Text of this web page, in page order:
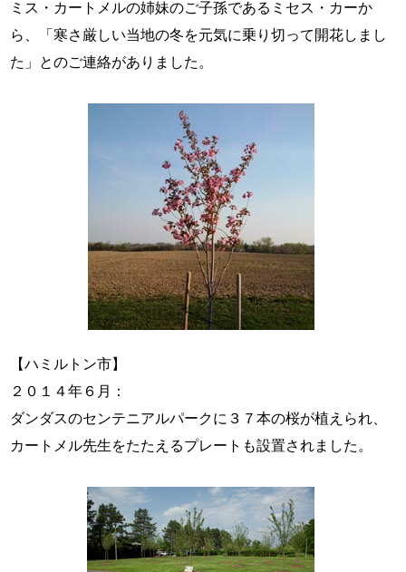
ミス・カートメルの姉妹のご子孫であるミセス・カーか
ら、「寒さ厳しい当地の冬を元気に乗り切って開花しまし
た」とのご連絡がありました。
【ハミルトン市】
２０１４年６月：
ダンダスのセンテニアルパークに３７本の桜が植えられ、
カートメル先生をたたえるプレートも設置されました。